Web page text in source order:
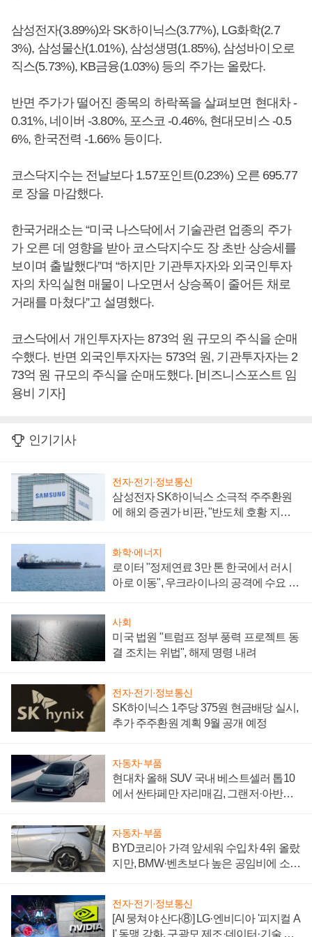
삼성전자(3.89%)와 SK하이닉스(3.77%), LG화학(2.7
3%), 삼성물산(1.01%), 삼성생명(1.85%), 삼성바이오로
직스(5.73%), KB금융(1.03%) 등의 주가는 올랐다.
반면 주가가 떨어진 종목의 하락폭을 살펴보면 현대차 -
0.31%, 네이버 -3.80%, 포스코 -0.46%, 현대모비스 -0.5
6%, 한국전력 -1.66% 등이다.
코스닥지수는 전날보다 1.57포인트(0.23%) 오른 695.77
로 장을 마감했다.
한국거래소는 “미국 나스닥에서 기술관련 업종의 주가
가 오른 데 영향을 받아 코스닥지수도 장 초반 상승세를
보이며 출발했다”며 “하지만 기관투자자와 외국인투자
자의 차익실현 매물이 나오면서 상승폭이 줄어든 채로
거래를 마쳤다”고 설명했다.
코스닥에서 개인투자자는 873억 원 규모의 주식을 순매
수했다. 반면 외국인투자자는 573억 원, 기관투자자는 2
73억 원 규모의 주식을 순매도했다. [비즈니스포스트 임
용비 기자]
인기기사
전자·전기·정보통신
삼성전자 SK하이닉스 소극적 주주환원
에 해외 증권가 비판, "반도체 호황 지속
화학·에너지
로이터 "정제연료 3만 톤 한국에서 러시
아로 이동", 우크라이나의 공격에 수요 늘
사회
미국 법원 "트럼프 정부 풍력 프로젝트 동
결 조치는 위법", 해제 명령 내려
전자·전기·정보통신
SK하이닉스 1주당 375원 현금배당 실시,
추가 주주환원 계획 9월 공개 예정
자동차·부품
현대차 올해 SUV 국내 베스트셀러 톱10
에서 싼타페만 자리매김, 그랜저·아반떼
자동차·부품
BYD코리아 가격 앞세워 수입차 4위 올랐
지만, BMW·벤츠보다 높은 공임비에 소비
전자·전기·정보통신
[AI 뭉쳐야 산다⑧] LG·엔비디아 '피지컬 A
I' 동맹 강화, 구광모 제조·데이터·기술 결